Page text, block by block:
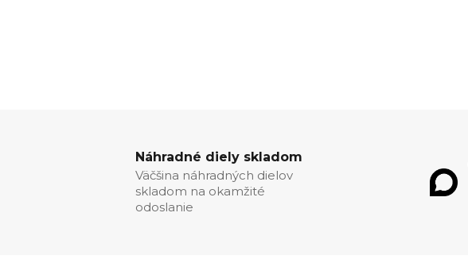
Náhradné diely skladom
Väčšina náhradných dielov
skladom na okamžité
odoslanie